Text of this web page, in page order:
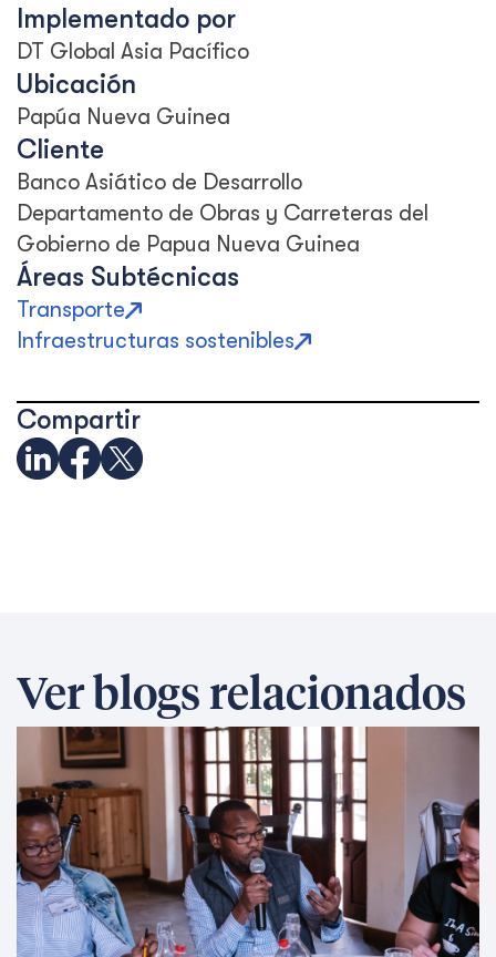
Implementado por
DT Global Asia Pacífico
Ubicación
Papúa Nueva Guinea
Cliente
Banco Asiático de Desarrollo
Departamento de Obras y Carreteras del
Gobierno de Papua Nueva Guinea
Áreas Subtécnicas
Transporte
Infraestructuras sostenibles
Compartir
Ver blogs relacionados